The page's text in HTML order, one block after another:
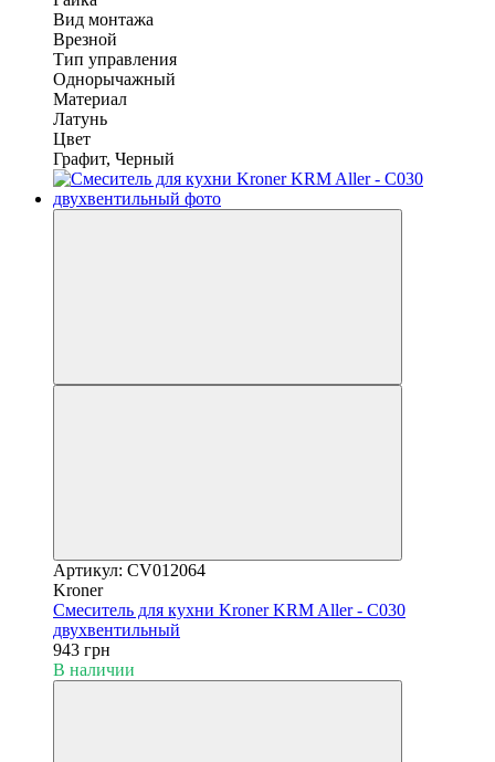
Вид монтажа
Врезной
Тип управления
Однорычажный
Материал
Латунь
Цвет
Графит, Черный
Артикул: CV012064
Kroner
Смеситель для кухни Kroner KRM Aller - C030
двухвентильный
943 грн
В наличии